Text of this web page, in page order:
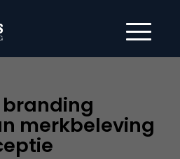
branding
merkbeleving